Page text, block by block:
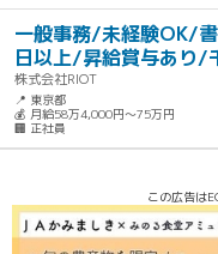
一般事務/未経験OK/
日以上/昇給賞与あり/
株式会社RIOT
📍 東京都
💰 月給58万4,000円～75万円
🏢 正社員
この広告は